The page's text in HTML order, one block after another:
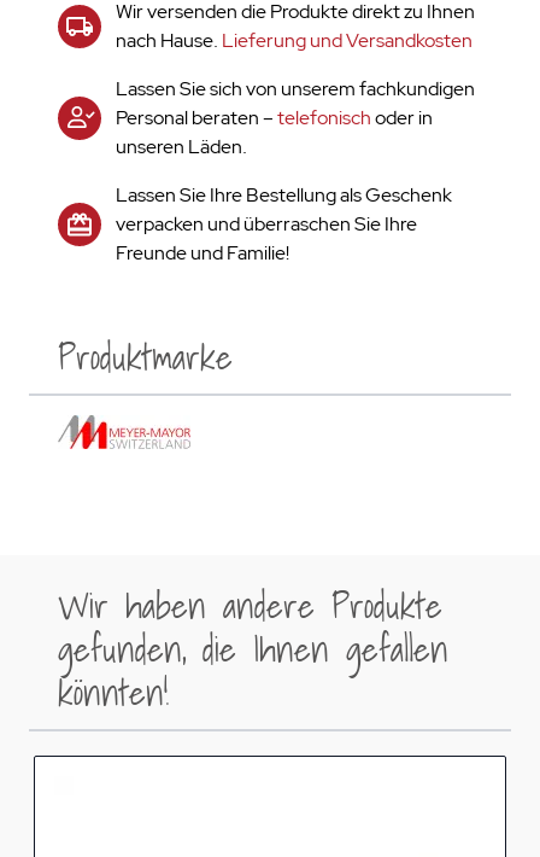
Wir versenden die Produkte direkt zu Ihnen
nach Hause. Lieferung und Versandkosten
Lassen Sie sich von unserem fachkundigen
Personal beraten –telefonischoder in
unseren Läden.
Lassen Sie Ihre Bestellung als Geschenk
verpacken und überraschen Sie Ihre
Freunde und Familie!
Produktmarke
Wir haben andere Produkte
gefunden, die Ihnen gefallen
könnten!